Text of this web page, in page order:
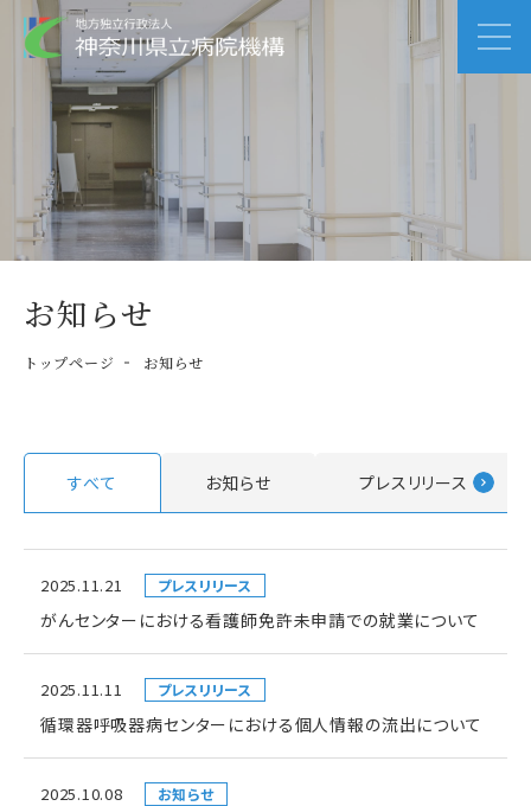
お知らせ
トップページ お知らせ
すべて お知らせ プレスリリース
2025.11.21 プレスリリース
がんセンターにおける看護師免許未申請での就業について
2025.11.11 プレスリリース
循環器呼吸器病センターにおける個人情報の流出について
2025.10.08 お知らせ